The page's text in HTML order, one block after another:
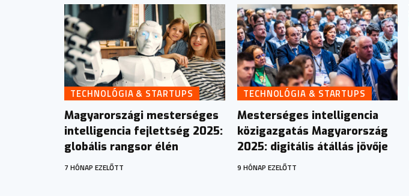
TECHNOLÓGIA & STARTUPS
Magyarországi mesterséges
intelligencia fejlettség 2025:
globális rangsor élén
7 HÓNAP EZELŐTT
TECHNOLÓGIA & STARTUPS
Mesterséges intelligencia
közigazgatás Magyarország
2025: digitális átállás jövője
9 HÓNAP EZELŐTT